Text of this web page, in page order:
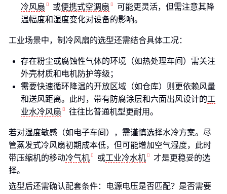
冷风扇
或便携式空调扇
可能更灵活，但需注意其降
温幅度和湿度变化对设备的影响。
工业场景中，制冷风扇的选型还需结合具体工况：
存在粉尘或腐蚀性气体的环境（如热处理车间）需关注
外壳材质和电机防护等级；
需要快速循环降温的开放区域（如仓库）则更依赖风量
和送风距离。此时，带有防腐涂层和六面出风设计的工
业水冷风扇
往往比普通机型更耐用。
若对湿度敏感（如电子车间），需谨慎选择水冷方案。尽
管蒸发式冷风扇初期成本低，但可能增加空气湿度，此时
带压缩机的移动冷气机 或工业冷水机
才是更稳妥的选
择。
选型后还需确认配套条件：电源电压是否匹配？是否需要